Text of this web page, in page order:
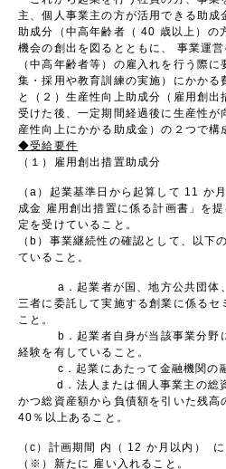
主、個人事業主の方が活用できる助
助成分（中高年齢者（ 40 歳以上）の
機会の創出を図るとともに、 事業運
（中高年齢者等）の雇入れを行う際
集・採用や教育訓練の実施）にかかる
と（２）生産性向上助成分（雇用創
受けた後、一定期間経過後に生産性が
産性向上にかかる助成金）の２つで構
◆受給要件
（１）雇用創出措置助成分
（a）起業基準日から起算して 11 か
成金 雇用創出措置に係る計画書」を
定を受けていること。
（b）事業継続性の確認として、以下
ていること。
a．起業者が国、地方公共団体、
三者に委託して実施する創業に係るセ
こと。
b．起業者自身が当該事業分野に
経験を有していること。
c．起業にあたって金融機関の融
d．法人または個人事業主の総資
かつ総資産額から負債額を引いた残高
40％以上あること。
（c）計画期間 内（ 12 か月以内）
（※）新たに 雇い入れること。